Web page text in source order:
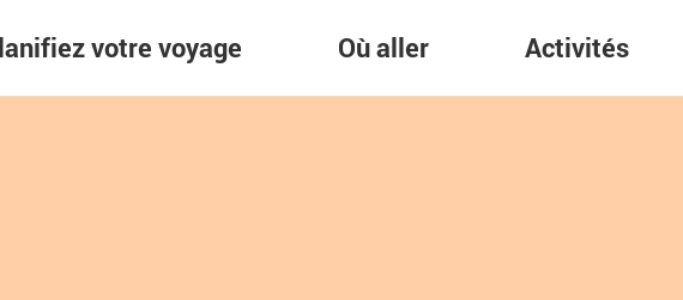
votre voyage Où aller Activités